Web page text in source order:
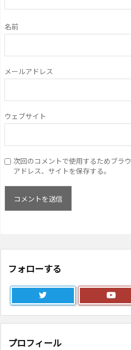
名前
メールアドレス
ウェブサイト
次回のコメントで使用するためブラ
アドレス、サイトを保存する。
フォローする
プロフィール